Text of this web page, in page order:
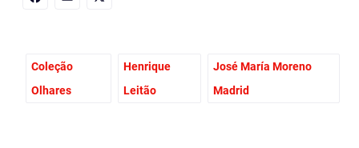
Coleção
Olhares
Henrique
Leitão
José María Moreno
Madrid